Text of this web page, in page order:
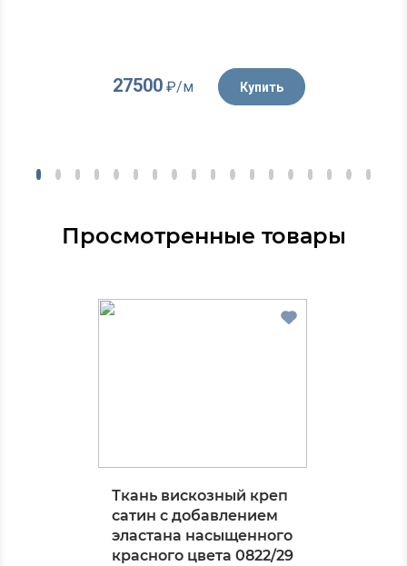
27500₽/м Купить
Просмотренные товары
Ткань вискозный креп
сатин с добавлением
эластана насыщенного
красного цвета 0822/29